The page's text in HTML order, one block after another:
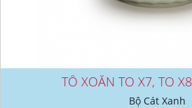
TÔ XOẮN TO X7, TO
Bộ Cát Xanh